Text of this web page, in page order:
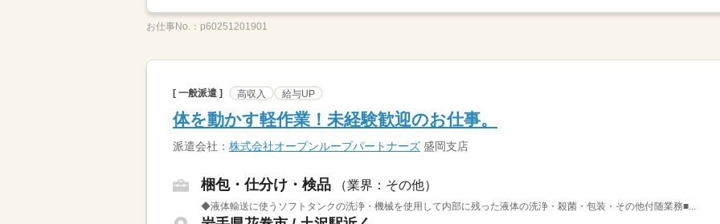
お仕事No.： p60251201901
[ 一般派遣 ] 高収入 給与UP
体を動かす軽作業！未経験歓迎のお仕事。
派遣会社： 株式会社オープンループパートナーズ 盛岡支店
梱包・仕分け・検品 （業界：その他）
◆液体輸送に使うソフトタンクの洗浄・機械を使用して内部に残った液体の洗浄・殺菌・包装・その他付随業務■...